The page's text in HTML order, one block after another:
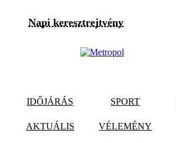
Napi keresztrejtvény
IDŐJÁRÁS SPORT
AKTUÁLIS VÉLEMÉNY